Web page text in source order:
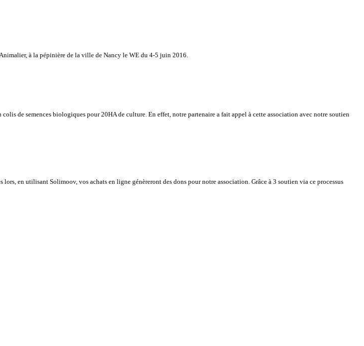
à la pépinière de la ville de Nancy le WE du 4-5 juin 2016.
de semences biologiques pour 20HA de culture. En effet, notre partenaire a fait appel à cette association avec notre soutien
en utilisant Solimoov, vos achats en ligne génèreront des dons pour notre association. Grâce à 3 soutien via ce processus